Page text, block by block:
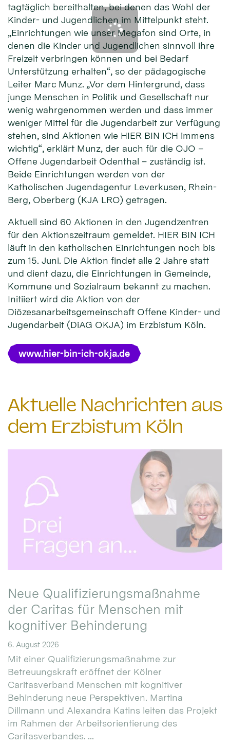
tagtäglich bereithalten, bei denen das Wohl der
Kinder- und Jugendlichen im Mittelpunkt steht.
„Einrichtungen wie unser Megafon sind Orte, in
denen die Kinder und Jugendlichen sinnvoll ihre
Freizeit verbringen können und bei Bedarf
Unterstützung erhalten“, so der pädagogische
Leiter Marc Munz. „Vor dem Hintergrund, dass
junge Menschen in Politik und Gesellschaft nur
wenig wahrgenommen werden und dass immer
weniger Mittel für die Jugendarbeit zur Verfügung
stehen, sind Aktionen wie HIER BIN ICH immens
wichtig“, erklärt Munz, der auch für die OJO –
Offene Jugendarbeit Odenthal – zuständig ist.
Beide Einrichtungen werden von der
Katholischen Jugendagentur Leverkusen, Rhein-
Berg, Oberberg (KJA LRO) getragen.
Aktuell sind 60 Aktionen in den Jugendzentren
für den Aktionszeitraum gemeldet. HIER BIN ICH
läuft in den katholischen Einrichtungen noch bis
zum 15. Juni. Die Aktion findet alle 2 Jahre statt
und dient dazu, die Einrichtungen in Gemeinde,
Kommune und Sozialraum bekannt zu machen.
Initiiert wird die Aktion von der
Diözesanarbeitsgemeinschaft Offene Kinder- und
Jugendarbeit (DiAG OKJA) im Erzbistum Köln.
www.hier-bin-ich-okja.de
Aktuelle Nachrichten aus
dem Erzbistum Köln
Neue Qualifizierungsmaßnahme
der Caritas für Menschen mit
kognitiver Behinderung
6. August 2026
Mit einer Qualifizierungsmaßnahme zur
Betreuungskraft eröffnet der Kölner
Caritasverband Menschen mit kognitiver
Behinderung neue Perspektiven. Martina
Dillmann und Alexandra Katins leiten das Projekt
im Rahmen der Arbeitsorientierung des
Caritasverbandes. ...